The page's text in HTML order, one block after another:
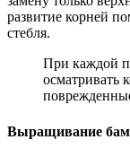
развитие корней
стебля.
При каждой
осматривать
Выращивание